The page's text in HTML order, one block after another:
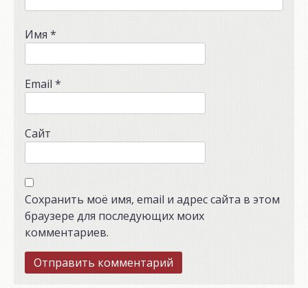
Имя *
Email *
Сайт
Сохранить моё имя, email и адрес сайта в этом
браузере для последующих моих
комментариев.